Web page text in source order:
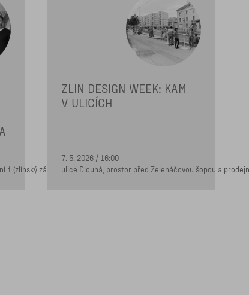
1 (zlínský zámek)
ZLIN DESIGN WEEK: KAM
V ULICÍCH
7. 5. 2026 / 16:00
ulice Dlouhá, prostor před Zelenáčovou šopou a